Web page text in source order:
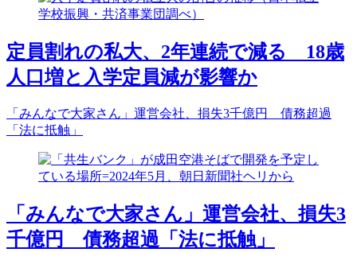
定員割れの私大、2年連続で減る 18歳
人口増と入学定員減が影響か
「みんなで大家さん」運営会社、損失3千億円 債務超過
「法に抵触」
「みんなで大家さん」運営会社、損失3
千億円 債務超過「法に抵触」